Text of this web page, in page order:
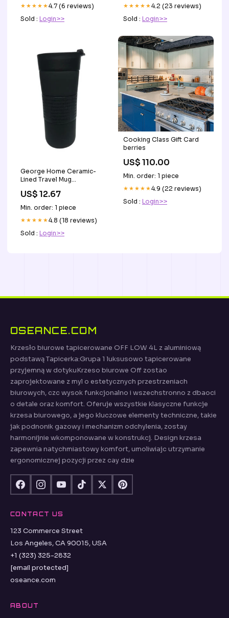
★★★★★4.7 (6 reviews)
Sold : Login>>
★★★★★4.2 (23 reviews)
Sold : Login>>
George Home Ceramic-
Lined Travel Mug
US$ 12.67
Min. order: 1 piece
★★★★★4.8 (18 reviews)
Sold : Login>>
Cooking Class Gift Card
berries
US$ 110.00
Min. order: 1 piece
★★★★★4.9 (22 reviews)
Sold : Login>>
OSEANCE.COM
Krzesło biurowe tapicerowane OFF LOW 4L z aluminiową
podstawą Tapicerka:Grupa 1 luksusowo tapicerowane
przyjemną w dotykuKrzeso biurowe Off zostao
zaprojektowane z myl o estetycznych przestrzeniach
biurowych, czc wysok funkcjonalno i wszechstronno z dbaoci
o detale oraz komfort. Oferuje wszystkie klasyczne funkcje
krzesa biurowego, a jego kluczowe elementy techniczne, takie
jak podnonik gazowy i mechanizm odchylenia, zostay
harmonijnie wkomponowane w konstrukcj. Design krzesa
zapewnia natychmiastowy komfort, umoliwiajc utrzymanie
ergonomicznej pozycji przez cay dzie
CONTACT US
123 Commerce Street
Los Angeles, CA 90015, USA
+1 (323) 325-2832
[email protected]
oseance.com
ABOUT